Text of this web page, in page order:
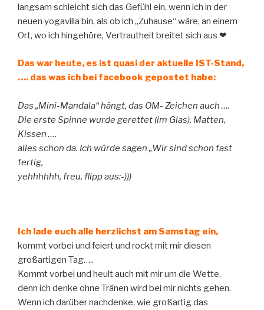
langsam schleicht sich das Gefühl ein, wenn ich in der
neuen yogavilla bin, als ob ich „Zuhause“ wäre, an einem
Ort, wo ich hingehöre, Vertrautheit breitet sich aus ❤
Das war heute, es ist quasi der aktuelle IST-Stand,
…. das was ich bei facebook gepostet habe:
Das „Mini-Mandala“ hängt, das OM- Zeichen auch ….
Die erste Spinne wurde gerettet (im Glas), Matten,
Kissen ….
alles schon da. Ich würde sagen „Wir sind schon fast
fertig,
yehhhhhh, freu, flipp aus:-)))
Ich lade euch alle herzlichst am Samstag ein,
kommt vorbei und feiert und rockt mit mir diesen
großartigen Tag…..
Kommt vorbei und heult auch mit mir um die Wette,
denn ich denke ohne Tränen wird bei mir nichts gehen.
Wenn ich darüber nachdenke, wie großartig das